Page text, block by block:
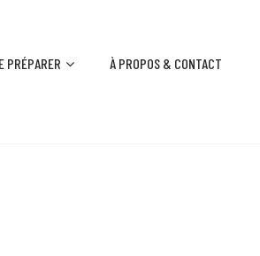
PRÉPARER À PROPOS & CONTACT